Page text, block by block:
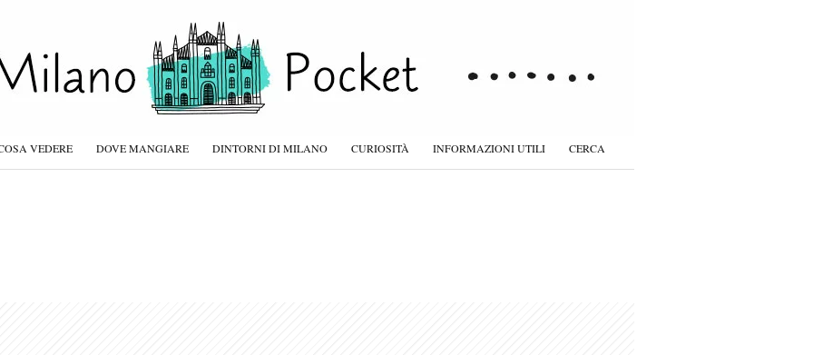
VEDERE DOVE MANGIARE DINTORNI DI MILANO CURIOSITÀ INFORMAZIONI UTILI CERCA